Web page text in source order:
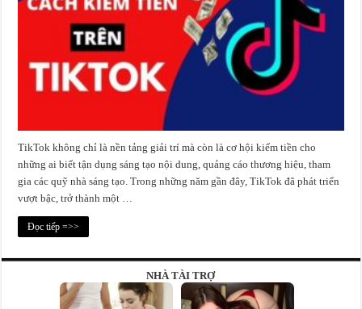
TikTok không chỉ là nền tảng giải trí mà còn là cơ hội kiếm tiền cho
những ai biết tận dụng sáng tạo nội dung, quảng cáo thương hiệu, tham
gia các quỹ nhà sáng tạo. Trong những năm gần đây, TikTok đã phát triển
vượt bậc, trở thành một …
Đọc tiếp =>>
NHÀ TÀI TRỢ